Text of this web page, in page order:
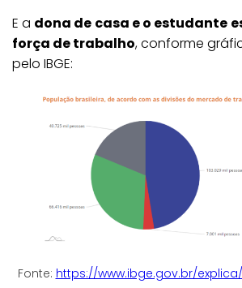
E a dona de casa e o estudante
força de trabalho, conforme
pelo IBGE:
Fonte: https://www.ibge.gov.br/